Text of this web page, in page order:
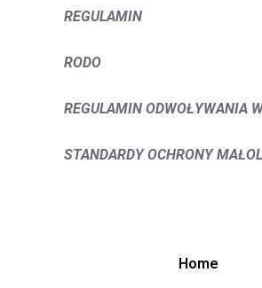
REGULAMIN
RODO
REGULAMIN ODWOŁYWANIA
STANDARDY OCHRONY
Home